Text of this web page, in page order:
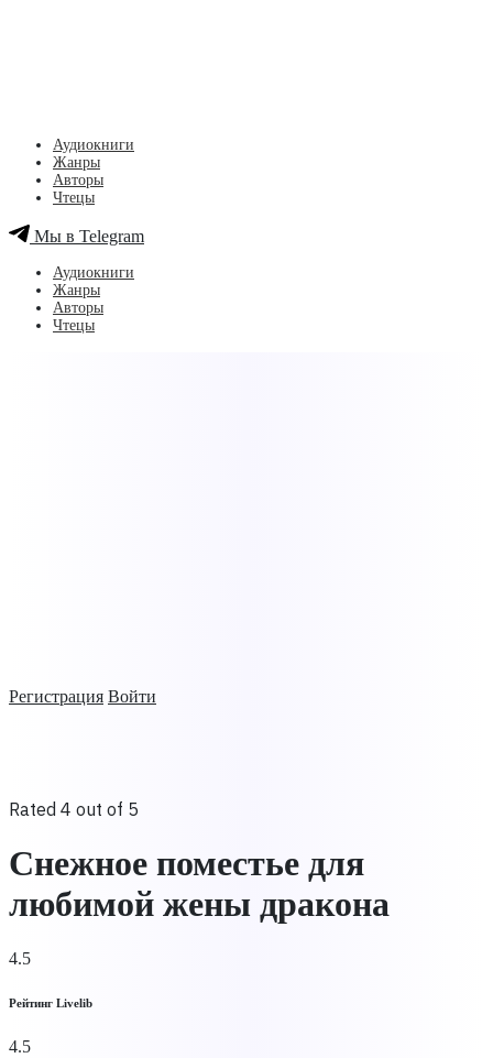
Регистрация Войти
Аудиокниги
Жанры
Авторы
Чтецы
Мы в Telegram
Аудиокниги
Жанры
Авторы
Чтецы
Rated 4 out of 5
Снежное поместье для
любимой жены дракона
4.5
Рейтинг Livelib
4.5